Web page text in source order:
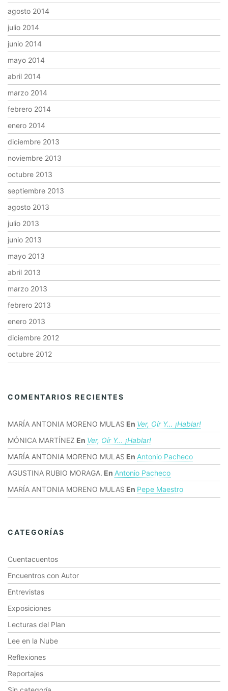
agosto 2014
julio 2014
junio 2014
mayo 2014
abril 2014
marzo 2014
febrero 2014
enero 2014
diciembre 2013
noviembre 2013
octubre 2013
septiembre 2013
agosto 2013
julio 2013
junio 2013
mayo 2013
abril 2013
marzo 2013
febrero 2013
enero 2013
diciembre 2012
octubre 2012
COMENTARIOS RECIENTES
MARÍA ANTONIA MORENO MULAS En Ver, Oír Y… ¡hablar!
MÓNICA MARTÍNEZ En Ver, Oír Y… ¡hablar!
MARÍA ANTONIA MORENO MULAS En Antonio Pacheco
AGUSTINA RUBIO MORAGA. En Antonio Pacheco
MARÍA ANTONIA MORENO MULAS En Pepe Maestro
CATEGORÍAS
Cuentacuentos
Encuentros con Autor
Entrevistas
Exposiciones
Lecturas del Plan
Lee en la Nube
Reflexiones
Reportajes